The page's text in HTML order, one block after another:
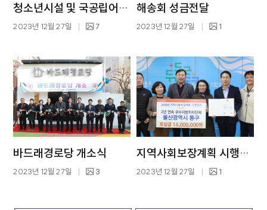
청소년시설 및 국공립어린이집 위탁증서 수여식
2023년 12월 27일 7
해송회 성금전달
2023년 12월 27일 1
바드래경로당 개소식
2023년 12월 27일 3
지역사회보장계획 시행결과 우수지방자치단체 선정
2023년 12월 27일 1